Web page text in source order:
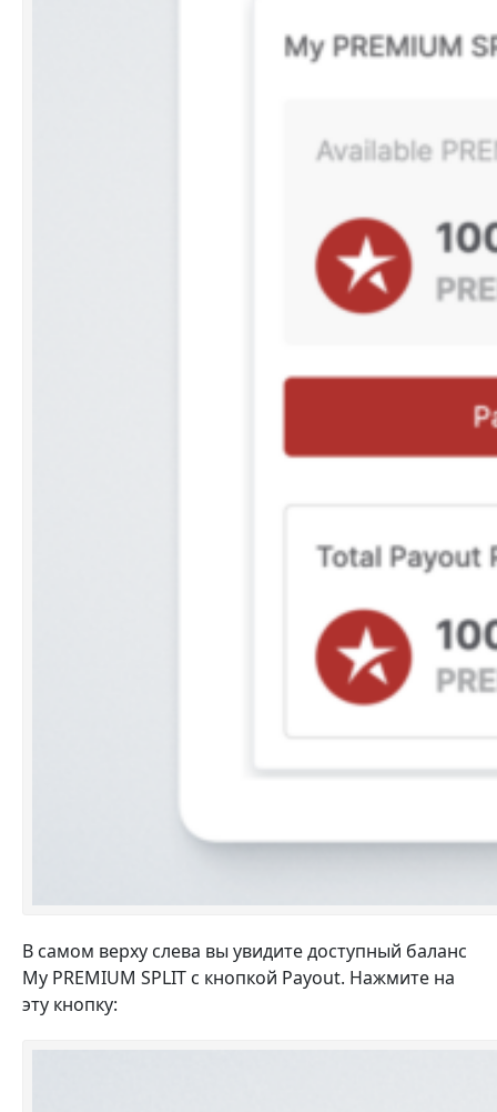
В самом верху слева вы увидите доступный баланс
My PREMIUM SPLIT с кнопкой Payout. Нажмите на
эту кнопку: